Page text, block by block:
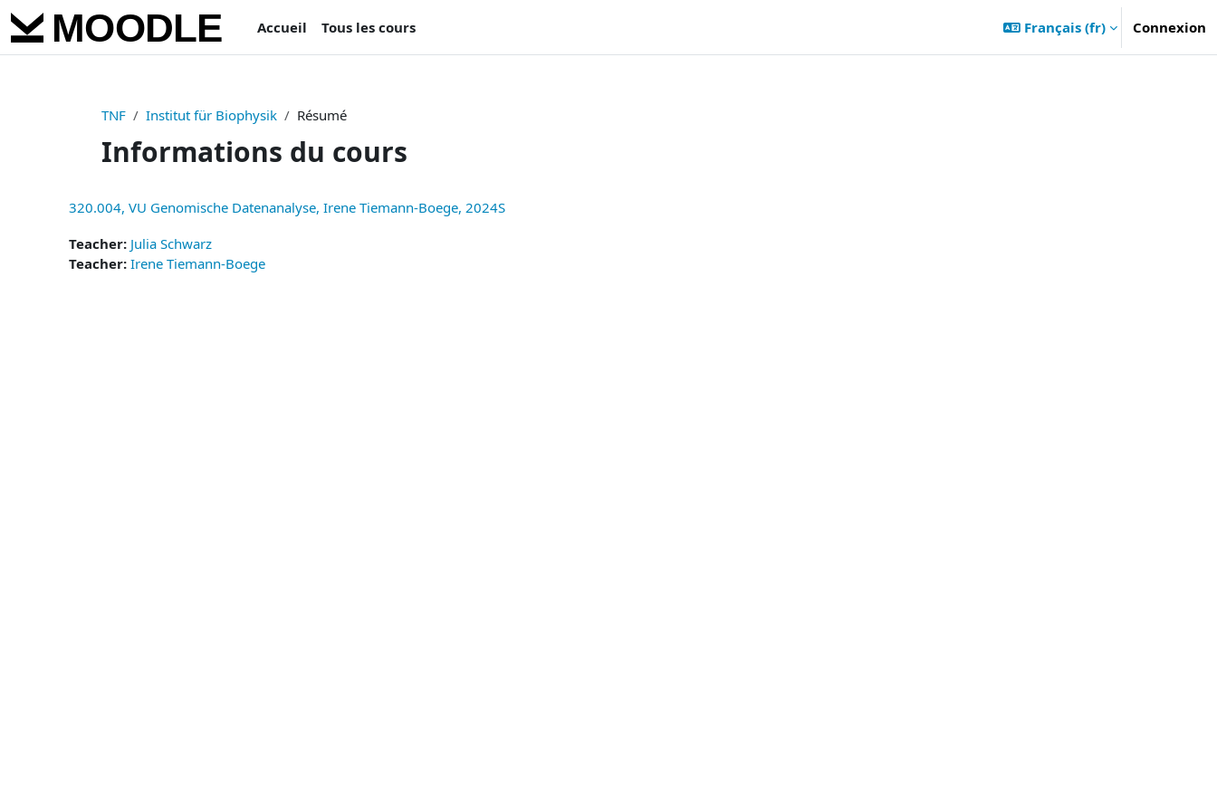
Passer au contenu principal
Accueil
Tous les cours Français ‎(fr)‎ Connexion
TNF Institut für Biophysik Résumé
Informations du cours
320.004, VU Genomische Datenanalyse, Irene Tiemann-Boege, 2024S
Teacher: Julia Schwarz
Teacher: Irene Tiemann-Boege